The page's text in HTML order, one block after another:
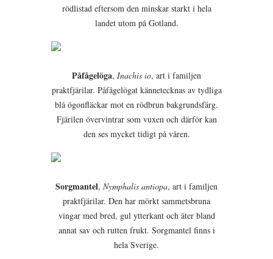
rödlistad eftersom den minskar starkt i hela
landet utom på Gotland.
Påfågelöga, Inachis io, art i familjen
praktfjärilar. Påfågelögat kännetecknas av tydliga
blå ögonfläckar mot en rödbrun bakgrundsfärg.
Fjärilen övervintrar som vuxen och därför kan
den ses mycket tidigt på våren.
Sorgmantel, Nymphalis antiopa, art i familjen
praktfjärilar. Den har mörkt sammetsbruna
vingar med bred, gul ytterkant och äter bland
annat sav och rutten frukt. Sorgmantel finns i
hela Sverige.